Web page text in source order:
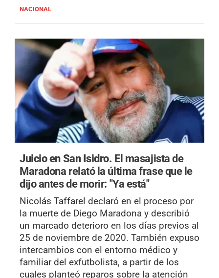
NACIONAL
Juicio en San Isidro. El masajista de
Maradona relató la última frase que le
dijo antes de morir: "Ya está"
Nicolás Taffarel declaró en el proceso por
la muerte de Diego Maradona y describió
un marcado deterioro en los días previos al
25 de noviembre de 2020. También expuso
intercambios con el entorno médico y
familiar del exfutbolista, a partir de los
cuales planteó reparos sobre la atención